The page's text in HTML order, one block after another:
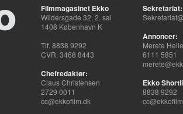
Filmmagasinet Ekko
Wildersgade 32, 2. sal
1408 København K
Tlf. 8838 9292
CVR. 3468 8443
Chefredaktør:
Claus Christensen
2729 0011
cc@ekkofilm.dk
Sekretariat:
Annoncer:
Merete
6111 5851
Ekko
8838 9292